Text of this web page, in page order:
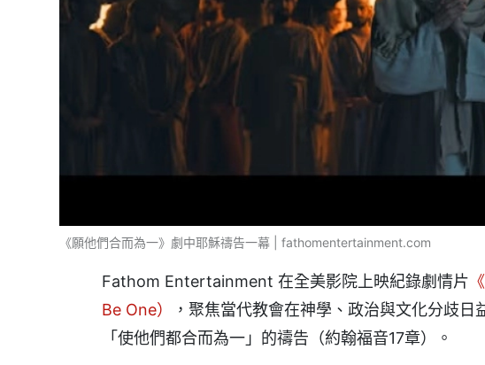
《願他們合而為一》劇中耶穌禱告一幕 | fathomentertainment.com
Fathom Entertainment 在全美影院上映紀錄劇情片
Be One）
，聚焦當代教會在神學、政治與文化分歧
「使他們都合而為一」的禱告（約翰福音17章）。